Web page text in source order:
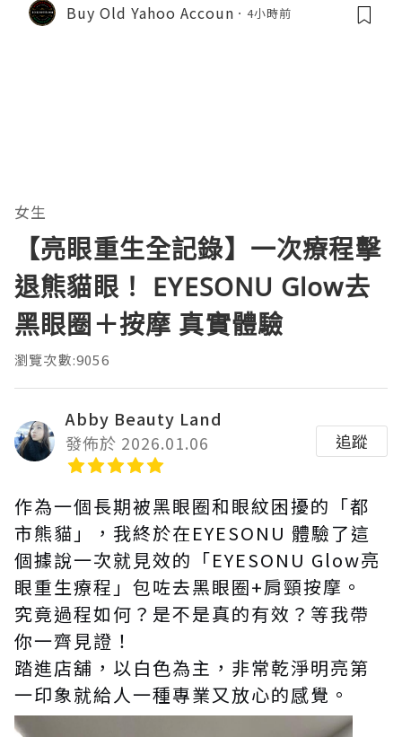
Buy Old Yahoo Accoun 4小時前
女生
【亮眼重生全記錄】一次療程擊
退熊貓眼！ EYESONU Glow去
黑眼圈＋按摩 真實體驗
瀏覽次數:9056
Abby Beauty Land
發佈於 2026.01.06
追蹤
作為一個長期被黑眼圈和眼紋困擾的「都
市熊貓」，我終於在EYESONU 體驗了這
個據說一次就見效的「EYESONU Glow亮
眼重生療程」包咗去黑眼圈+肩頸按摩。
究竟過程如何？是不是真的有效？等我帶
你一齊見證！
踏進店舖，以白色為主，非常乾淨明亮第
一印象就給人一種專業又放心的感覺。